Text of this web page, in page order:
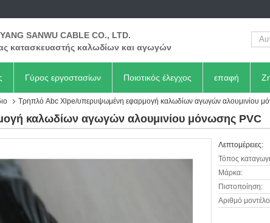
SANWU CABLE CO., LTD.
κατασκευαστής καλωδίων και αγωγών
Γύρος εργοστασίων Ποιοτικός έλεγχος επαφή
Τρηπλό Abc Xlpe/υπερυψωμένη εφαρμογή καλωδίων αγωγών αλουμινίου
καλωδίων αγωγών αλουμινίου μόνωσης PVC
Λεπτομέρειες:
Τόπος
Μάρκα:
Πιστοποίηση:
Αριθμό